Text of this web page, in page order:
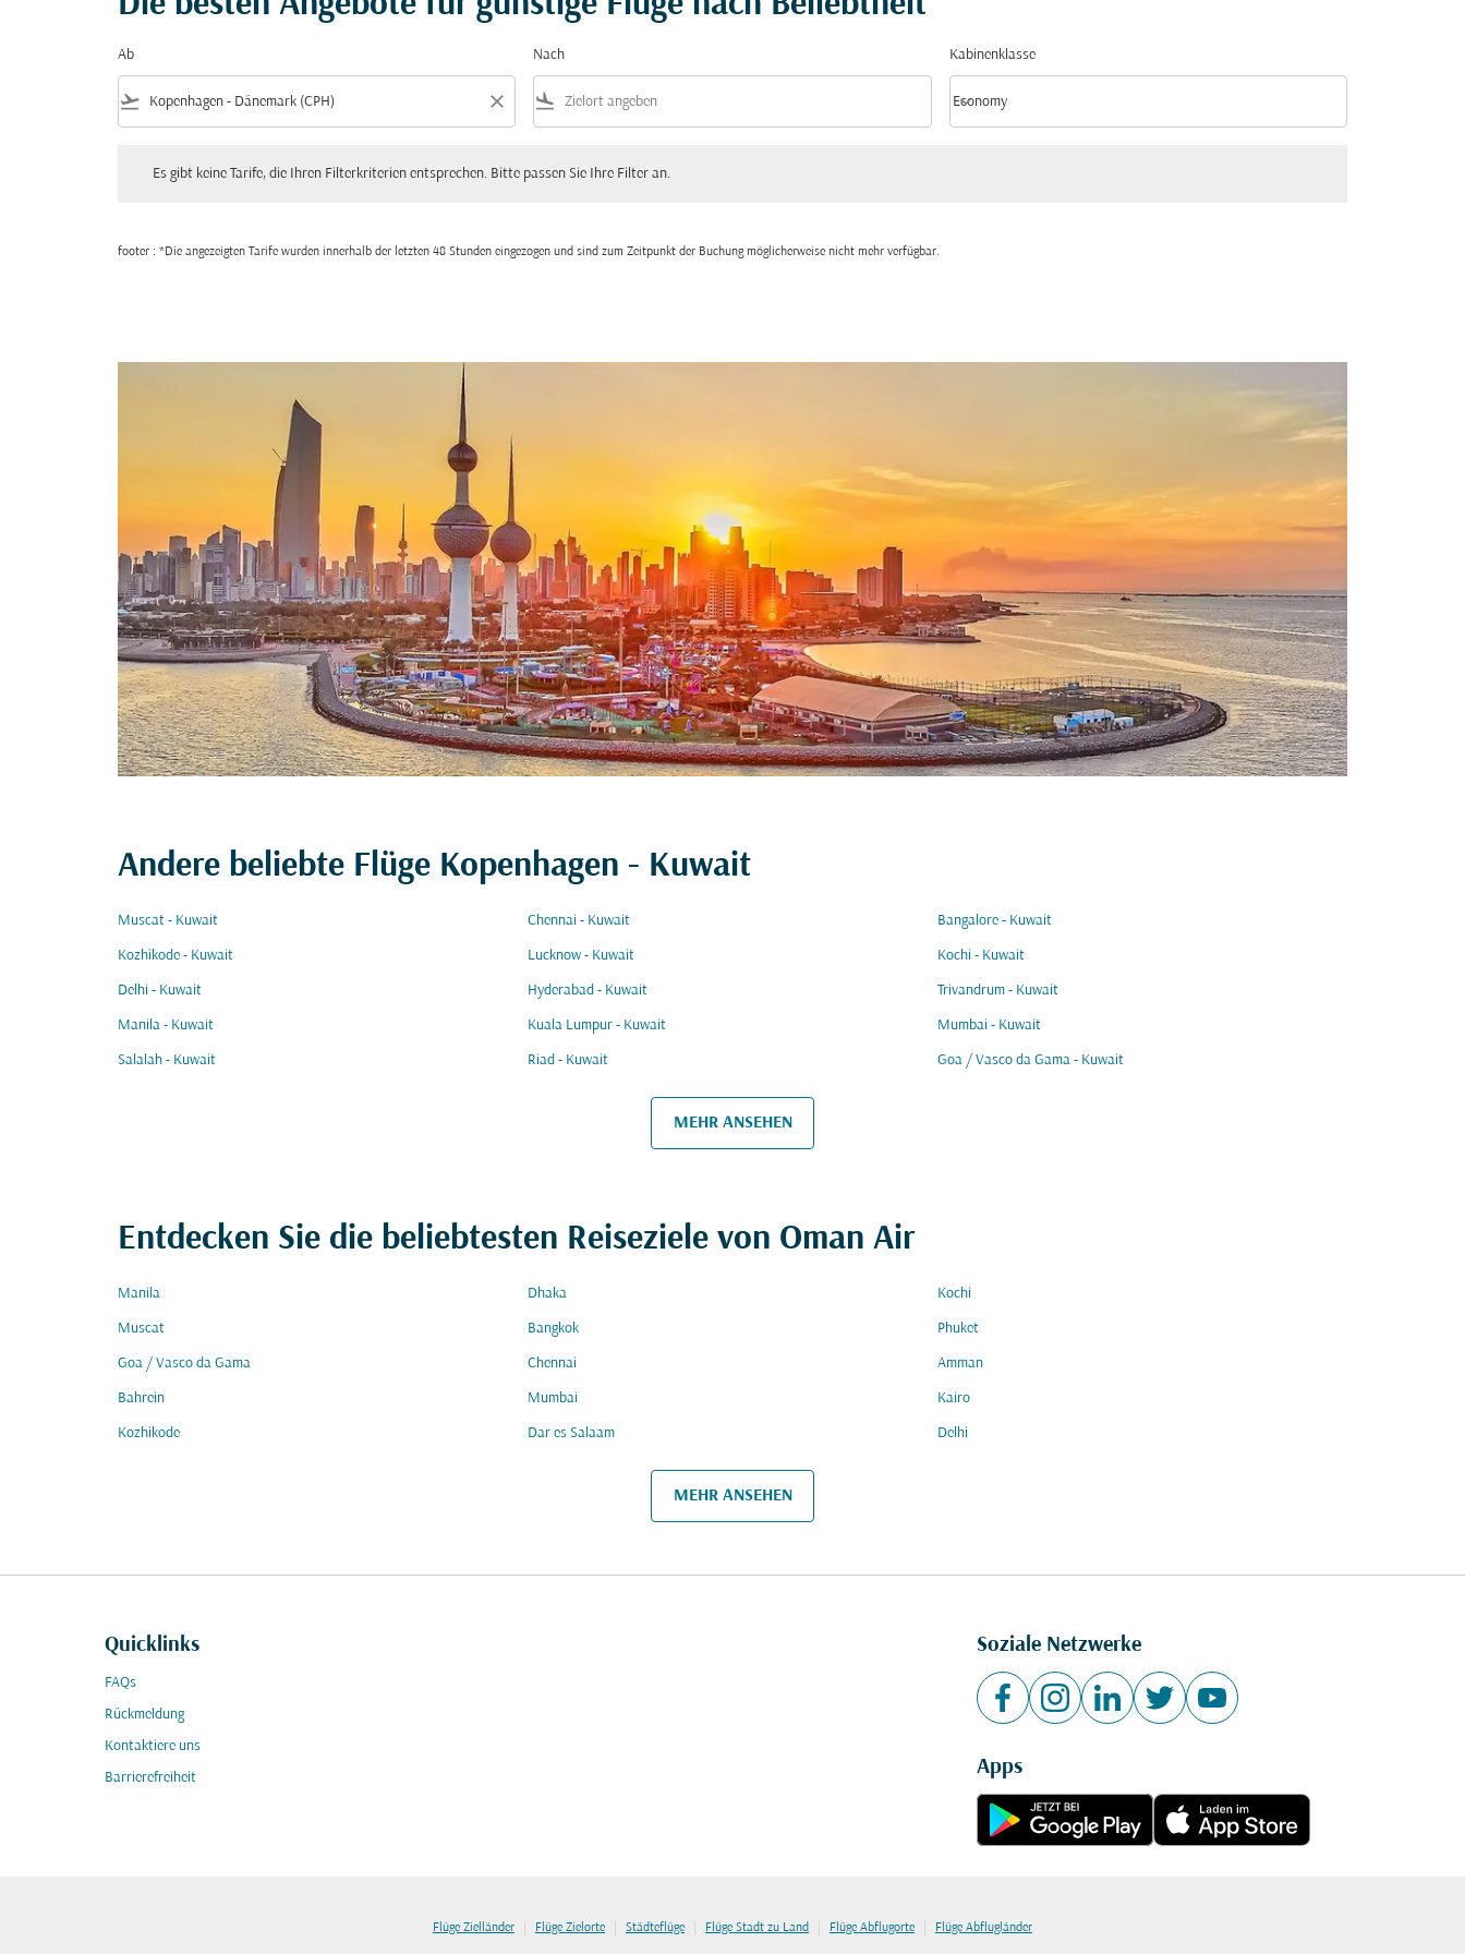
Ab
flight_takeoff close
Nach
flight_land
Kabinenklasse
Kabinenklasse option Economy Selected
Economy
keyboard_arrow_down
Es gibt keine Tarife, die Ihren Filterkriterien entsprechen. Bitte passen Sie Ihre Filter an.
footer : *Die angezeigten Tarife wurden innerhalb der letzten 48 Stunden eingezogen und sind zum Zeitpunkt der Buchung möglicherweise nicht mehr verfügbar.
Andere beliebte Flüge Kopenhagen - Kuwait
Muscat - Kuwait Chennai - Kuwait Bangalore - Kuwait
Kozhikode - Kuwait Lucknow - Kuwait Kochi - Kuwait
Delhi - Kuwait Hyderabad - Kuwait Trivandrum - Kuwait
Manila - Kuwait Kuala Lumpur - Kuwait Mumbai - Kuwait
Salalah - Kuwait Riad - Kuwait Goa / Vasco da Gama - Kuwait
MEHR ANSEHEN
Entdecken Sie die beliebtesten Reiseziele von Oman Air
Manila Dhaka Kochi
Muscat Bangkok Phuket
Goa / Vasco da Gama Chennai Amman
Bahrein Mumbai Kairo
Kozhikode Dar es Salaam Delhi
MEHR ANSEHEN
Quicklinks
FAQs
Rückmeldung
Kontaktiere uns
Barrierefreiheit
Soziale Netzwerke
Apps
Flüge Zielländer | Flüge Zielorte | Städteflüge | Flüge Stadt zu Land | Flüge Abflugorte | Flüge Abflugländer